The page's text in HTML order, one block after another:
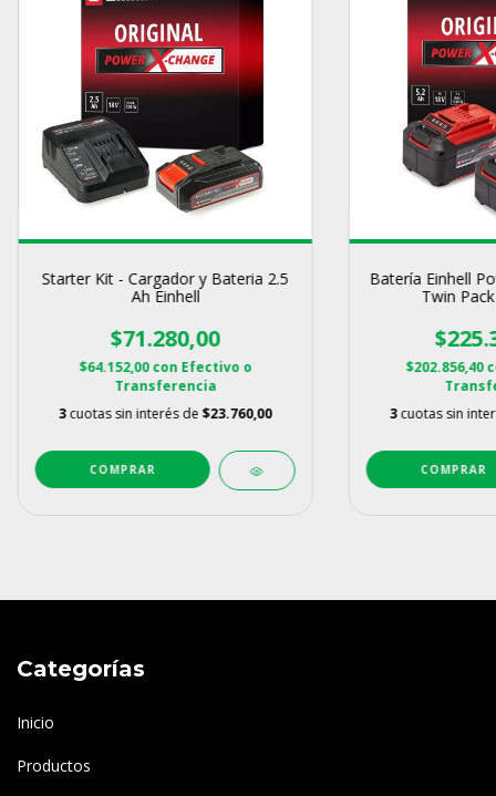
Starter Kit - Cargador y Bateria 2.5
Ah Einhell
$71.280,00
$64.152,00con Efectivo o
Transferencia
3cuotas sin interés de$23.760,00
Batería Einhell
Twin
$202.856,40
3 cuotas sin
Categorías
Inicio
Productos